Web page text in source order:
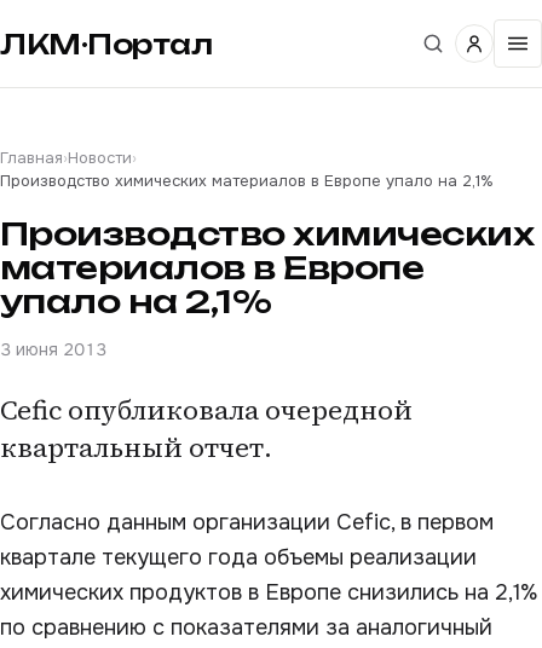
ЛКМ·Портал
Главная›Новости›
Производство химических материалов в Европе упало на 2,1%
Производство химических
материалов в Европе
упало на 2,1%
3 июня 2013
Cefic опубликовала очередной
квартальный отчет.
Согласно данным организации Cefic, в первом
квартале текущего года объемы реализации
химических продуктов в Европе снизились на 2,1%
по сравнению с показателями за аналогичный